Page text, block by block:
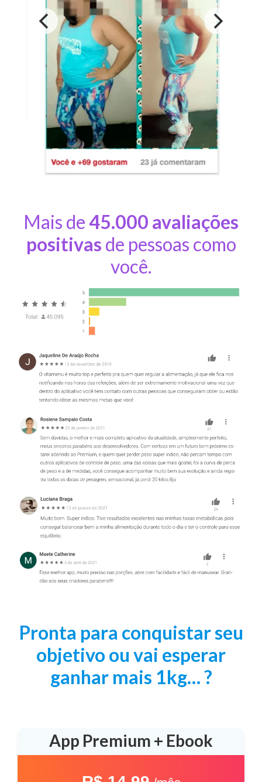
Mais de45.000 avaliações
positivas de pessoas como
você.
Pronta para conquistar seu
objetivo ou vai esperar
ganhar mais 1kg… ?
App Premium + Ebook